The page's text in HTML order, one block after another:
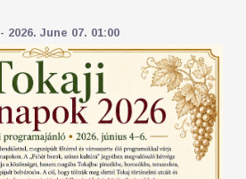
2026. June 07. 01:00